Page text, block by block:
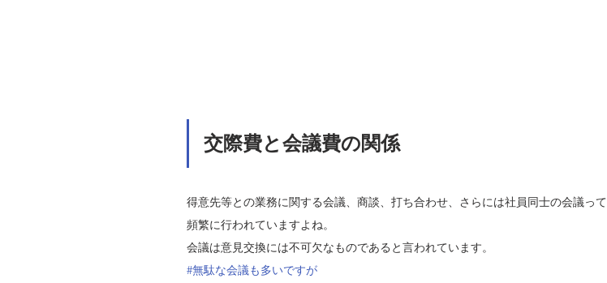
交際費と会議費の関係
得意先等との業務に関する会議、商談、打ち合わせ、さらには社員同士の会議って
頻繁に行われていますよね。
会議は意見交換には不可欠なものであると言われています。
#無駄な会議も多いですが